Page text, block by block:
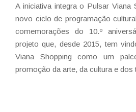
A iniciativa integra o Pulsar Viana
novo ciclo de programação
comemorações do 10.º
projeto que, desde 2015, tem
Viana Shopping como um
promoção da arte, da cultura e dos